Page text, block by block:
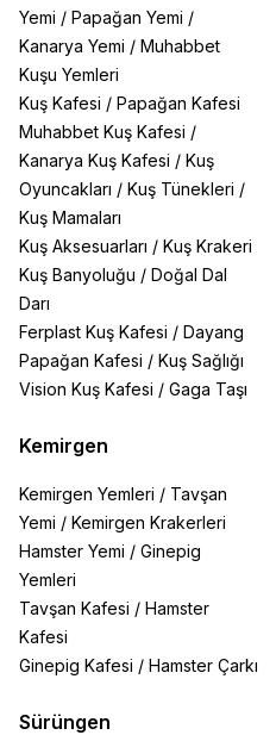
Yemi / Papağan Yemi /
Kanarya Yemi / Muhabbet
Kuşu Yemleri
Kuş Kafesi / Papağan Kafesi
Muhabbet Kuş Kafesi /
Kanarya Kuş Kafesi / Kuş
Oyuncakları / Kuş Tünekleri /
Kuş Mamaları
Kuş Aksesuarları / Kuş Krakeri
Kuş Banyoluğu / Doğal Dal
Darı
Ferplast Kuş Kafesi / Dayang
Papağan Kafesi / Kuş Sağlığı
Vision Kuş Kafesi / Gaga Taşı
Kemirgen
Kemirgen Yemleri / Tavşan
Yemi / Kemirgen Krakerleri
Hamster Yemi / Ginepig
Yemleri
Tavşan Kafesi / Hamster
Kafesi
Ginepig Kafesi / Hamster Çarkı
Sürüngen